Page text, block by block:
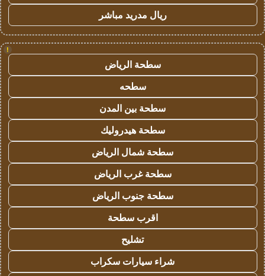
ريال مدريد مباشر
!
سطحة الرياض
سطحه
سطحة بين المدن
سطحة هيدروليك
سطحة شمال الرياض
سطحة غرب الرياض
سطحة جنوب الرياض
اقرب سطحة
تشليح
شراء سيارات سكراب